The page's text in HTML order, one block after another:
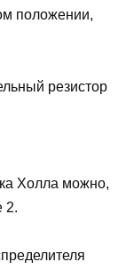
положении,
резистор
Холла можно,
2.